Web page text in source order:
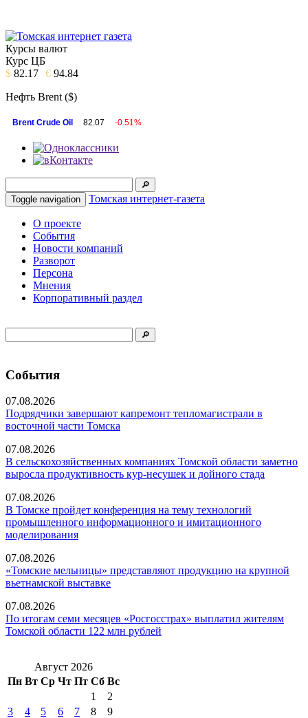
Курсы валют
Курс ЦБ
$ 82.17 € 94.84
Нефть Brent ($)
Brent Crude Oil 82.07 -0.51%
Toggle navigation Томская интернет-газета
О проекте
События
Новости компаний
Разворот
Персона
Мнения
Корпоративный раздел
События
07.08.2026
Подрядчики завершают капремонт тепломагистрали в
восточной части Томска
07.08.2026
В сельскохозяйственных компаниях Томской области заметно
выросла продуктивность кур-несушек и дойного стада
07.08.2026
В Томске пройдет конференция на тему технологий
промышленного информационного и имитационного
моделирования
07.08.2026
«Томские мельницы» представляют продукцию на крупной
вьетнамской выставке
07.08.2026
По итогам семи месяцев «Росгосстрах» выплатил жителям
Томской области 122 млн рублей
Август 2026
Пн Вт Ср Чт Пт Сб Вс
1
2
3
4 5 6 7 8
9